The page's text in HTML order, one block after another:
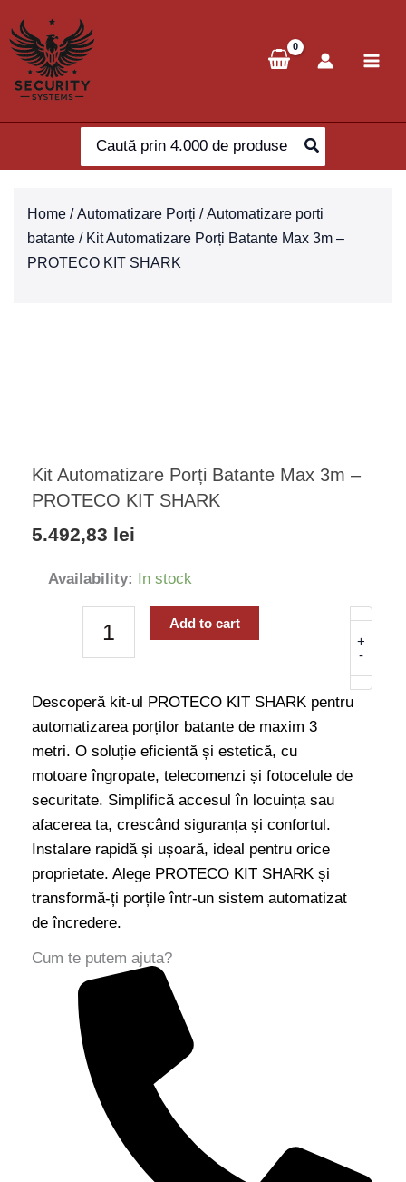
to
content
for:
Home /Automatizare Porți /Automatizare porti
batante / Kit Automatizare Porți Batante Max 3m –
PROTECO KIT SHARK
Kit Automatizare Porți Batante Max 3m –
PROTECO KIT SHARK
5.492,83 lei
Availability: In stock
-
Automatizare
-
PROTECO
KIT
SHARK
quantity
+
Add to cart
Descoperă kit-ul PROTECO KIT SHARK pentru
automatizarea porților batante de maxim 3
metri. O soluție eficientă și estetică, cu
motoare îngropate, telecomenzi și fotocelule de
securitate. Simplifică accesul în locuința sau
afacerea ta, crescând siguranța și confortul.
Instalare rapidă și ușoară, ideal pentru orice
proprietate. Alege PROTECO KIT SHARK și
transformă-ți porțile într-un sistem automatizat
de încredere.
Cum te putem ajuta?